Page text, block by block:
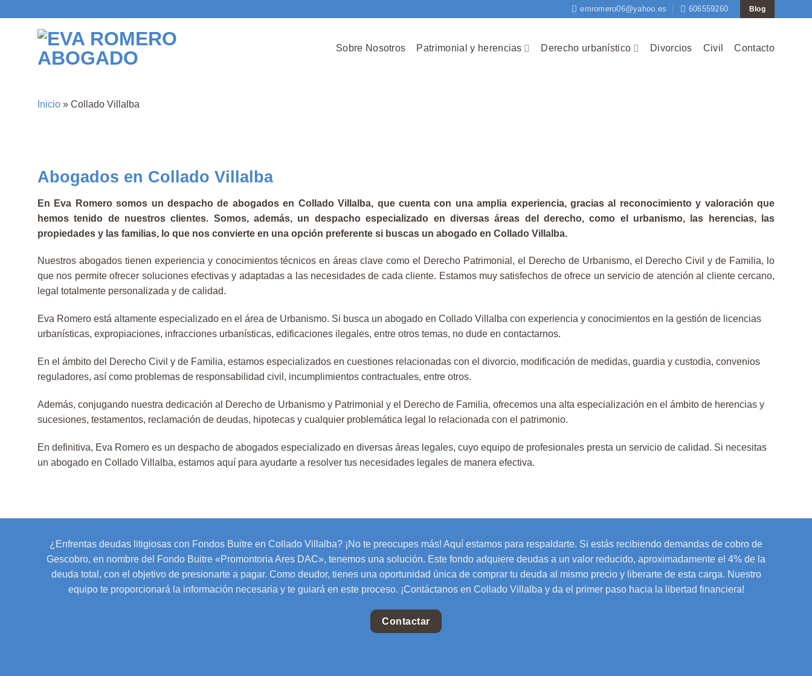
contenido
emromero06@yahoo.es 606559260 Blog
Sobre Nosotros Patrimonial y herencias Derecho urbanístico Divorcios Civil Contacto
Inicio » Collado Villalba
Abogados en Collado Villalba
En Eva Romero somos un despacho de abogados en Collado Villalba, que cuentacon una amplia experiencia, gracias al reconocimiento y valoración que
hemos tenido de nuestros clientes. Somos, además, un despacho especializado en diversas áreas del derecho, como el urbanismo, las herencias, las
propiedades y las familias, lo que nos convierte en una opción preferente si buscas un abogado en Collado Villalba.
Nuestros abogados tienen experiencia y conocimientos técnicos en áreas clave como el Derecho Patrimonial, el Derecho de Urbanismo, el Derecho Civil y de Familia, lo
que nos permite ofrecer soluciones efectivas y adaptadas a las necesidades de cada cliente. Estamos muy satisfechos de ofrece un servicio de atención al cliente cercano,
legal totalmente personalizada y de calidad.
Eva Romero está altamente especializado en el área de Urbanismo. Si busca un abogado en Collado Villalba con experiencia y conocimientos en la gestión de licencias
urbanísticas, expropiaciones, infracciones urbanísticas, edificaciones ilegales, entre otros temas, no dude en contactarnos.
En el ámbito del Derecho Civil y de Familia, estamos especializados en cuestiones relacionadas con el divorcio, modificación de medidas, guardia y custodia, convenios
reguladores, así como problemas de responsabilidad civil, incumplimientos contractuales, entre otros.
Además, conjugando nuestra dedicación al Derecho de Urbanismo y Patrimonial y el Derecho de Familia, ofrecemos una alta especialización en el ámbito de herencias y
sucesiones, testamentos, reclamación de deudas, hipotecas y cualquier problemática legal lo relacionada con el patrimonio.
En definitiva, Eva Romero es un despacho de abogados especializado en diversas áreas legales, cuyo equipo de profesionales presta un servicio de calidad. Si necesitas
un abogado en Collado Villalba, estamos aquí para ayudarte a resolver tus necesidades legales de manera efectiva.
¿Enfrentas deudas litigiosas con Fondos Buitre en Collado Villalba? ¡No te preocupes más! Aquí estamos para respaldarte. Si estás recibiendo demandas de cobro de
Gescobro, en nombre del Fondo Buitre «Promontoria Ares DAC», tenemos una solución. Este fondo adquiere deudas a un valor reducido, aproximadamente el 4% de la
deuda total, con el objetivo de presionarte a pagar. Como deudor, tienes una oportunidad única de comprar tu deuda al mismo precio y liberarte de esta carga. Nuestro
equipo te proporcionará la información necesaria y te guiará en este proceso. ¡Contáctanos en Collado Villalba y da el primer paso hacia la libertad financiera!
Contactar